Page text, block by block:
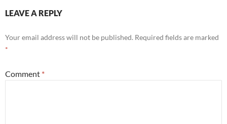
LEAVE A REPLY
Your email address will not be published. Required fields are marked
*
Comment *